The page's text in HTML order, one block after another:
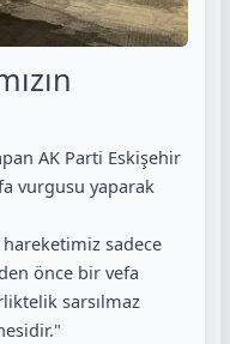
AK Parti Eskişehir
vurgusu yaparak
sadece
önce bir vefa
sarsılmaz